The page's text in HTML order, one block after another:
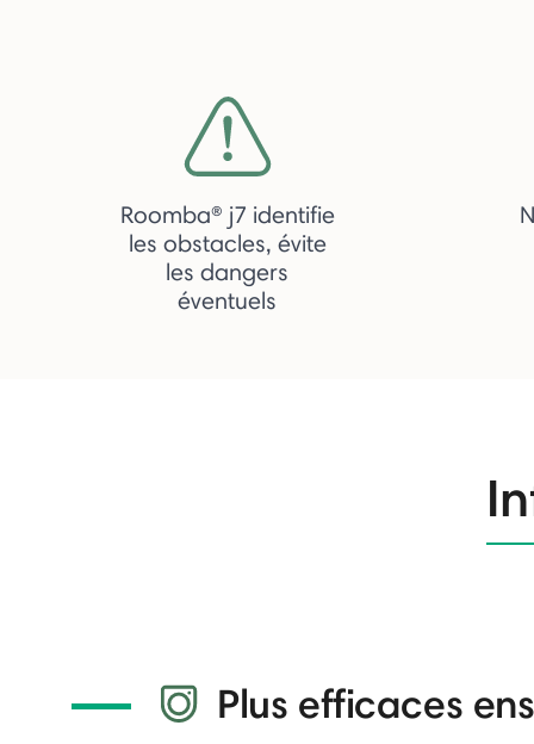
Roomba® j7 identifie
les obstacles, évite
les dangers
éventuels
Plus efficaces